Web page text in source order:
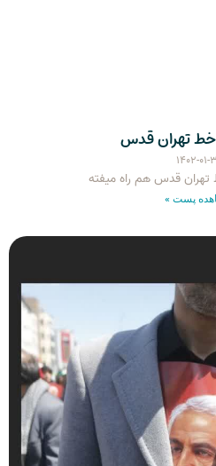
خط تهران قدس
۰۱-۳۰
تهران قدس هم راه میفته
پست »